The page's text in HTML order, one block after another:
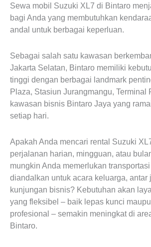
Sewa mobil Suzuki XL7 di Bintaro
bagi Anda yang membutuhkan
andal untuk berbagai keperluan.
Sebagai salah satu kawasan
Jakarta Selatan, Bintaro memiliki
tinggi dengan berbagai landmark
Plaza, Stasiun Jurangmangu, Terminal
kawasan bisnis Bintaro Jaya yang
setiap hari.
Apakah Anda mencari rental Suzuki
perjalanan harian, mingguan, atau
mungkin Anda memerlukan
diandalkan untuk acara keluarga, antar
kunjungan bisnis? Kebutuhan akan
yang fleksibel – baik lepas kunci
profesional – semakin meningkat di
Bintaro.